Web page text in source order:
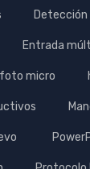
Entrada
foto micro